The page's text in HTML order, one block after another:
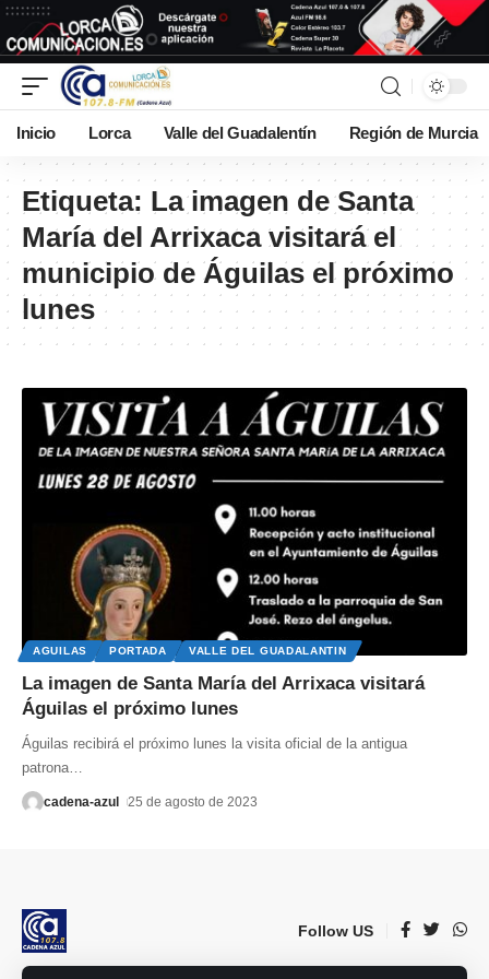
Inicio Lorca Valle del Guadalentín Región de Murcia
Etiqueta: La imagen de Santa
María del Arrixaca visitará el
municipio de Águilas el próximo
lunes
AGUILAS PORTADA VALLE DEL GUADALANTIN
La imagen de Santa María del Arrixaca visitará
Águilas el próximo lunes
Águilas recibirá el próximo lunes la visita oficial de la antigua
patrona
cadena-azul 25 de agosto de 2023
Follow US